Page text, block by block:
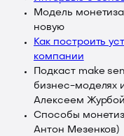
Модель
новую
Как построить
компании
Подкаст make
бизнес-моделях
Алексеем Журбой
Способы
Антон Мезенков)